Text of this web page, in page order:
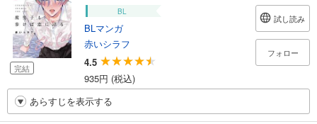
完結
BL
BLマンガ
赤いシラフ
4.5
935円 (税込)
試し読み
フォロー
あらすじを表示する